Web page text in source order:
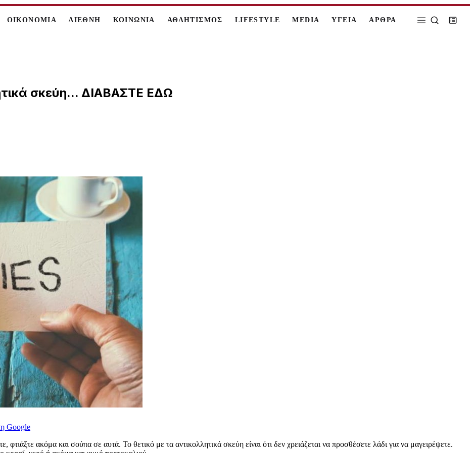
ΟΙΚΟΝΟΜΙΑ ΔΙΕΘΝΗ ΚΟΙΝΩΝΙΑ ΑΘΛΗΤΙΣΜΟΣ LIFESTYLE MEDIA ΥΓΕΙΑ ΑΡΘΡΑ
σκεύη... ΔΙΑΒΑΣΤΕ ΕΔΩ
Google
ακόμα και σούπα σε αυτά. Το θετικό με τα αντικολλητικά σκεύη είναι ότι δεν χρειάζεται να προσθέσετε λάδι για να μαγειρέψετε.